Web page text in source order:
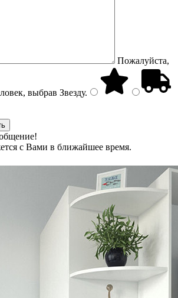
Пожалуйста,
выбрав Звезду.
с Вами в ближайшее время.